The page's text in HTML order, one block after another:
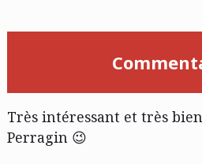
Très intéressant et très
Perragin 😉